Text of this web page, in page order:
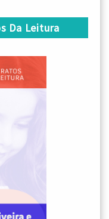
Da Leitura